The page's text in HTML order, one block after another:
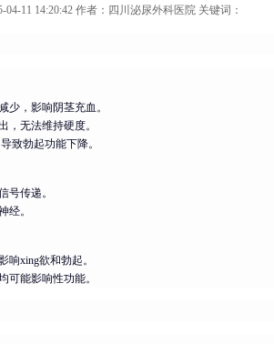
04-11 14:20:42作者：四川泌尿外科医院 关键词：
少，影响阴茎充血。
，无法维持硬度。
致勃起功能下降。
号传递。
经。
响xing欲和勃起。
可能影响性功能。